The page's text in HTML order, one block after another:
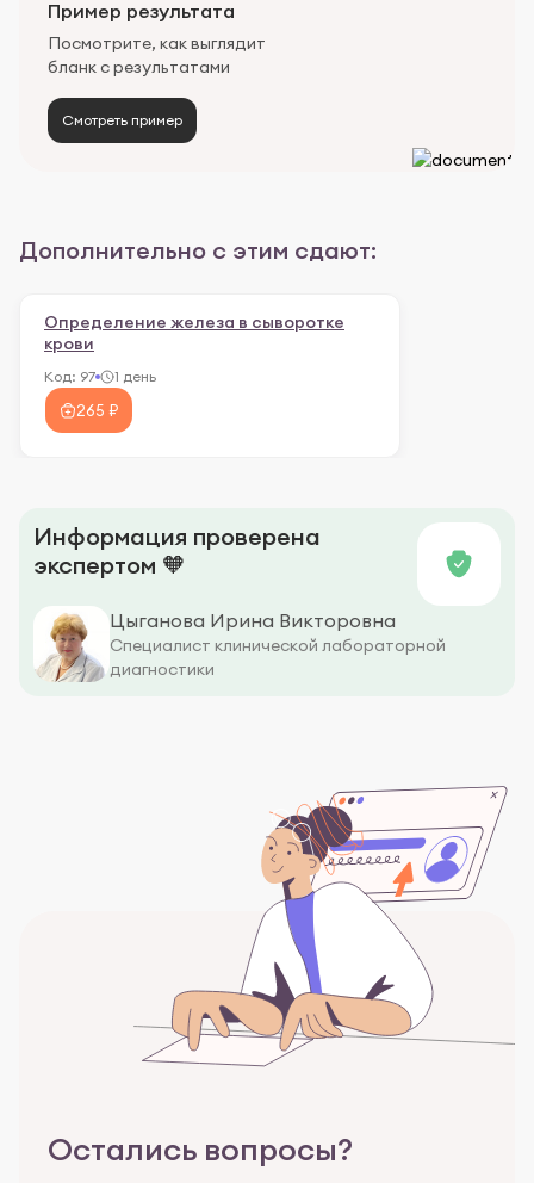
Пример результата
Посмотрите, как выглядит
бланк с результатами
Смотреть пример
Дополнительно с этим сдают:
Определение железа в сыворотке
крови
Код: 97 1 день
265 ₽
Информация проверена
экспертом 🧡
Цыганова Ирина Викторовна
Специалист клинической лабораторной
диагностики
Остались вопросы?